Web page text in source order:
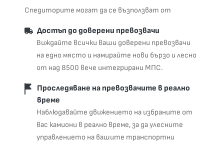
Спедиторите могат да се възползват от
Достъп до доверени превозвачи
Виждайте всички ваши доверени превозвачи
на едно място и намирайте нови бързо и лесно
от над 8500 вече интегрирани МПС.
Проследяване на превозвачите в реално
време
Наблюдавайте движението на избраните от
вас камиони в реално време, за да улесните
управлението на вашите транспортни